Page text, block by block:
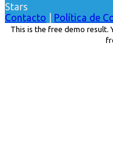
Stars
Contacto
Política de
This is the free demo result.